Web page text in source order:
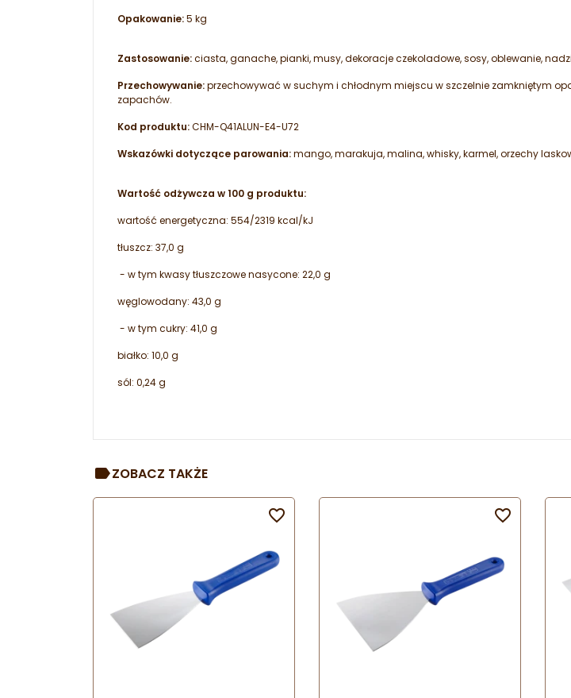
Opakowanie:5 kg
Zastosowanie:ciasta, ganache, pianki, musy, dekoracje czekoladowe, sosy, oblewanie,
Przechowywanie:przechowywać w suchym i chłodnym miejscu w szczelnie zamkniętym
zapachów.
Kod produktu:CHM-Q41ALUN-E4-U72
Wskazówki dotyczące parowania:mango, marakuja, malina, whisky, karmel, orzechy
Wartość odżywcza w 100 g produktu:
wartość energetyczna: 554/2319 kcal/kJ
tłuszcz: 37,0 g
- w tym kwasy tłuszczowe nasycone: 22,0 g
węglowodany: 43,0 g
- w tym cukry: 41,0 g
białko: 10,0 g
sól: 0,24 g
ZOBACZ TAKŻE
 